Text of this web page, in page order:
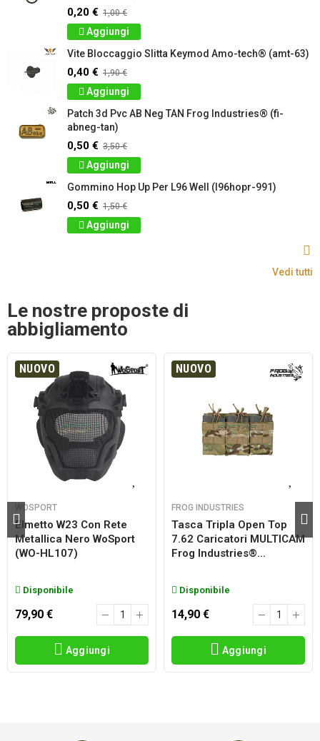
0,20 € 1,00 €
Aggiungi
Vite Bloccaggio Slitta Keymod Amo-tech® (amt-63)
0,40 € 1,90 €
Aggiungi
Patch 3d Pvc AB Neg TAN Frog Industries® (fi-
abneg-tan)
0,50 € 3,50 €
Aggiungi
Gommino Hop Up Per L96 Well (l96hopr-991)
0,50 € 1,50 €
Aggiungi
Vedi tutti
Le nostre proposte di
abbigliamento
NUOVO
WOSPORT
Elmetto W23 Con Rete
Metallica Nero WoSport
(WO-HL107)
Disponibile
79,90 €
Aggiungi
NUOVO
FROG INDUSTRIES
Tasca Tripla Open Top
7.62 Caricatori MULTICAM
Frog Industries®...
Disponibile
14,90 €
Aggiungi